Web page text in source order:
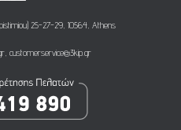
25-27-29, 10564, Athens
,customerservice@3kip.gr